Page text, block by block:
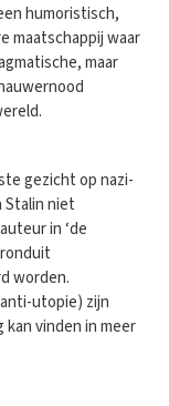
humoristisch,
maatschappij waar
maar
gezicht op nazi-
Stalin niet
in ‘de
worden.
utopie) zijn
vinden in meer